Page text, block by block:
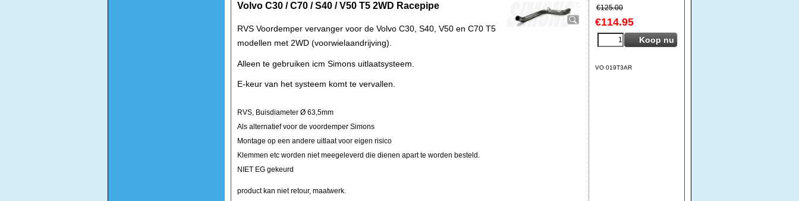
€125.00
€114.95
Koop nu
VO 019T3AR
Volvo C30 / C70 / S40 / V50 T5 2WD Racepipe
RVS Voordemper vervanger voor de Volvo C30, S40, V50 en C70 T5
modellen met 2WD (voorwielaandrijving).
Alleen te gebruiken icm Simons uitlaatsysteem.
E-keur van het systeem komt te vervallen.
RVS, Buisdiameter Ø 63,5mm
Als alternatief voor de voordemper Simons
Montage op een andere uitlaat voor eigen risico
Klemmen etc worden niet meegeleverd die dienen apart te worden besteld.
NIET EG gekeurd
product kan niet retour, maatwerk.